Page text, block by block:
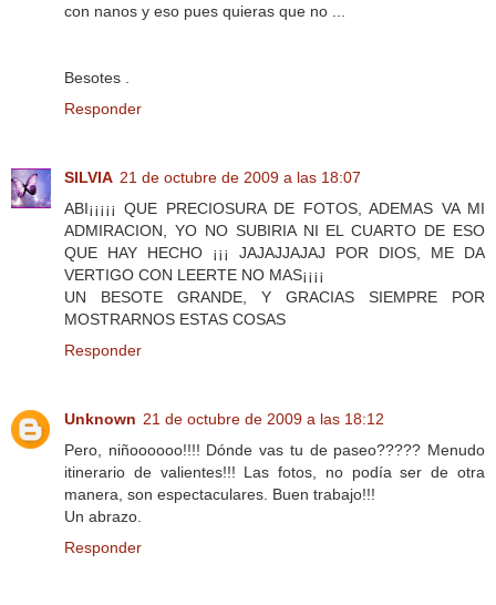
con nanos y eso pues quieras que no ...
Besotes .
Responder
SILVIA 21 de octubre de 2009 a las 18:07
ABI¡¡¡¡¡ QUE PRECIOSURA DE FOTOS, ADEMAS VA MI
ADMIRACION, YO NO SUBIRIA NI EL CUARTO DE ESO
QUE HAY HECHO ¡¡¡ JAJAJJAJAJ POR DIOS, ME DA
VERTIGO CON LEERTE NO MAS¡¡¡¡
UN BESOTE GRANDE, Y GRACIAS SIEMPRE POR
MOSTRARNOS ESTAS COSAS
Responder
Unknown 21 de octubre de 2009 a las 18:12
Pero, niñoooooo!!!! Dónde vas tu de paseo????? Menudo
itinerario de valientes!!! Las fotos, no podía ser de otra
manera, son espectaculares. Buen trabajo!!!
Un abrazo.
Responder